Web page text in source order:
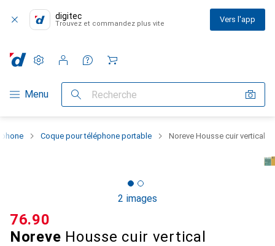
digitec
Trouvez et commandez plus vite Vers l'app
Navigation par catégorie
Menu Recherche
Paramètres
Compte client
Listes de comparaison
Listes d'envies
Panier
Coque pour téléphone portable Noreve Housse cuir vertical
2 images
Noreve Housse cuir vertical
CHF
76.90